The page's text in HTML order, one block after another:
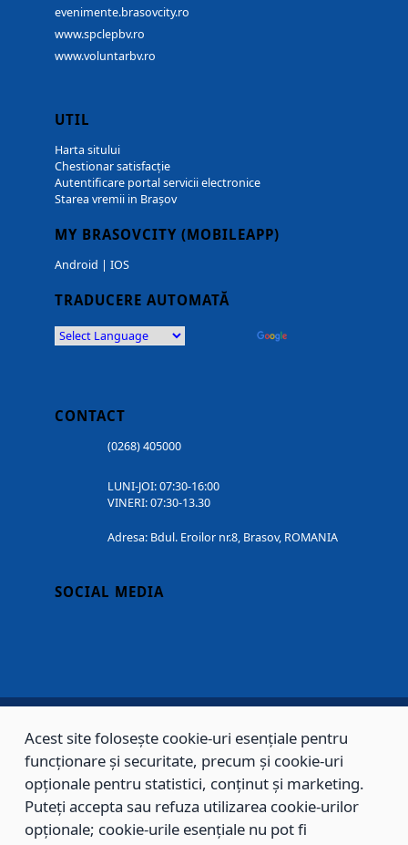
evenimente.brasovcity.ro
www.spclepbv.ro
www.voluntarbv.ro
UTIL
Harta sitului
Chestionar satisfacție
Autentificare portal servicii electronice
Starea vremii in Brașov
MY BRASOVCITY (MOBILEAPP)
Android | IOS
TRADUCERE AUTOMATĂ
CONTACT
(0268) 405000
LUNI-JOI: 07:30-16:00
VINERI: 07:30-13.30
Adresa: Bdul. Eroilor nr.8, Brasov, ROMANIA
SOCIAL MEDIA
Copyright © 2002 - 2026 - PRIMĂRIA MUNICIPIULUI BRAȘOV, toate drepturile
rezervate.
Sitemap Contact
Acest site folosește cookie-uri esențiale pentru
funcționare și securitate, precum și cookie-uri
opționale pentru statistici, conținut și marketing.
Puteți accepta sau refuza utilizarea cookie-urilor
opționale; cookie-urile esențiale nu pot fi